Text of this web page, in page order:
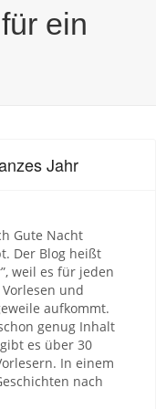
ein
Jahr
Gute Nacht
Der Blog heißt
weil es für jeden
und
aufkommt.
genug Inhalt
es über 30
In einem
nach